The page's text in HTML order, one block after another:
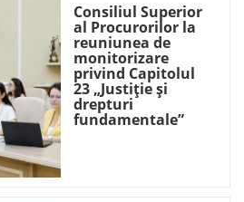
Consiliul Superior
al Procurorilor la
reuniunea de
monitorizare
privind Capitolul
23 „Justiție și
drepturi
fundamentale”